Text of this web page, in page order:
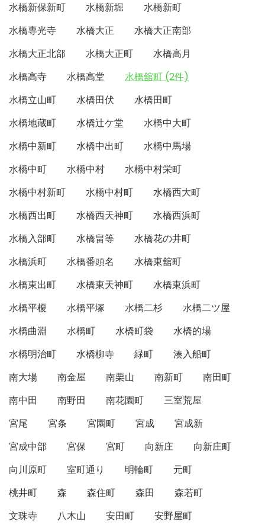
水橋新保新町
水橋新堀
水橋新町
水橋専光寺
水橋大正
水橋大正南部
水橋大正北部
水橋大正町
水橋高月
水橋高寺
水橋高堂
水橋舘町 (2件)
水橋立山町
水橋田伏
水橋田町
水橋地蔵町
水橋辻ケ堂
水橋中大町
水橋中新町
水橋中出町
水橋中馬場
水橋中町
水橋中村
水橋中村栄町
水橋中村新町
水橋中村町
水橋西大町
水橋西出町
水橋西天神町
水橋西浜町
水橋入部町
水橋畠等
水橋花の井町
水橋浜町
水橋番頭名
水橋東舘町
水橋東出町
水橋東天神町
水橋東浜町
水橋平榎
水橋平塚 水橋二杉
水橋二ツ屋
水橋曲淵
水橋町 水橋町袋
水橋的場
水橋明治町
水橋柳寺 緑町
湊入船町
南大場
南金屋 南栗山 南新町
南田町
南中田
南野田 南花園町
三室荒屋
宮尾
宮条 宮園町 宮成
宮成新
宮成中部
宮保 宮町 向新庄
向新庄町
向川原町
室町通り 明輪町
元町
桃井町
森 森住町 森田
森若町
文珠寺
八木山 安田町 安野屋町